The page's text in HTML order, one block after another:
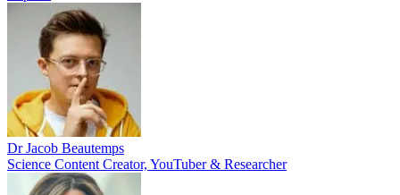
Dr Jacob Beautemps
Science Content Creator, YouTuber & Researcher